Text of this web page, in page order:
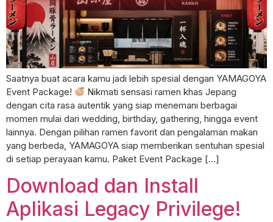
Saatnya buat acara kamu jadi lebih spesial dengan YAMAGOYA
Event Package!
Nikmati sensasi ramen khas Jepang
dengan cita rasa autentik yang siap menemani berbagai
momen mulai dari wedding, birthday, gathering, hingga event
lainnya. Dengan pilihan ramen favorit dan pengalaman makan
yang berbeda, YAMAGOYA siap memberikan sentuhan spesial
di setiap perayaan kamu. Paket Event Package […]
Download dan Install
Aplikasi Legacy Privilege!